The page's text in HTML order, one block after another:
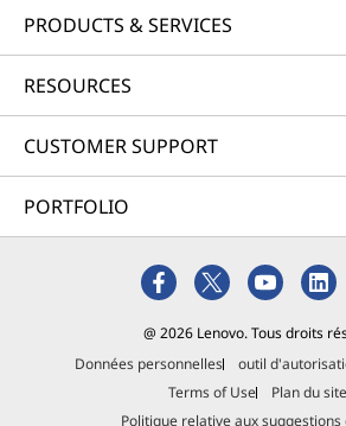
PRODUCTS & SERVICES
RESOURCES
CUSTOMER SUPPORT
PORTFOLIO
@ 2026 Lenovo. Tous droits
Données personnelles
outil
Terms of Use
Plan du site
Politique relative aux